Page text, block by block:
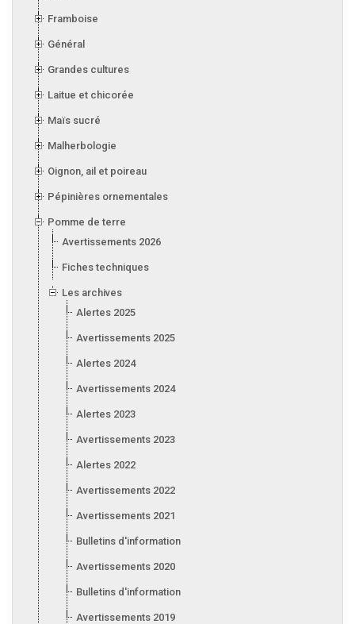
Framboise
Général
Grandes cultures
Laitue et chicorée
Maïs sucré
Malherbologie
Oignon, ail et poireau
Pépinières ornementales
Pomme de terre
Avertissements 2026
Fiches techniques
Les archives
Alertes 2025
Avertissements 2025
Alertes 2024
Avertissements 2024
Alertes 2023
Avertissements 2023
Alertes 2022
Avertissements 2022
Avertissements 2021
Bulletins d'information 2021
Avertissements 2020
Bulletins d'information 2020
Avertissements 2019